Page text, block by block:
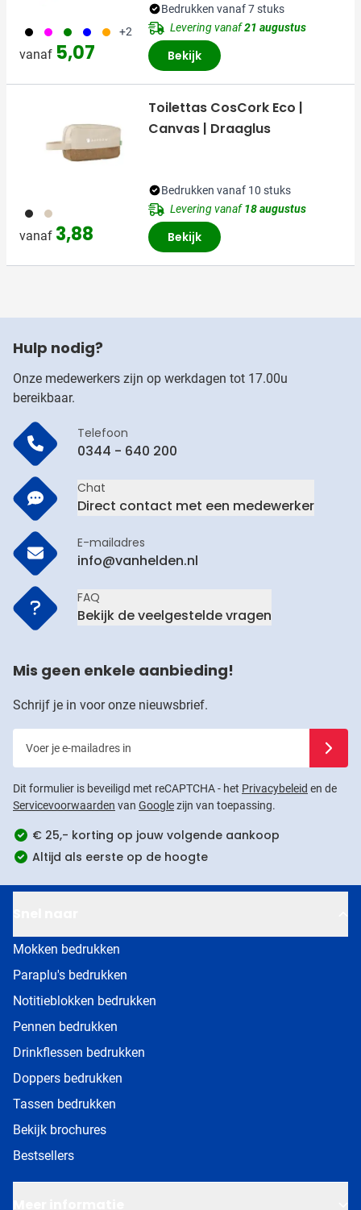
001 046 004 005 007 +2
vanaf 5,07
Bedrukken vanaf 7 stuks
Levering vanaf21 augustus
Bekijk
001 311
vanaf 3,88
Toilettas CosCork Eco |
Canvas | Draaglus
Bedrukken vanaf 10 stuks
Levering vanaf18 augustus
Bekijk
Hulp nodig?
Onze medewerkers zijn op werkdagen tot 17.00u
bereikbaar.
Telefoon
0344 - 640 200
Chat
Direct contact met een medewerker
E-mailadres
info@vanhelden.nl
FAQ
Bekijk de veelgestelde vragen
Mis geen enkele aanbieding!
Schrijf je in voor onze nieuwsbrief.
Dit formulier is beveiligd met reCAPTCHA - het Privacybeleid en de
Servicevoorwaarden van Googlezijn van toepassing.
€ 25,- korting op jouw volgende aankoop
Altijd als eerste op de hoogte
Mokken bedrukken
Paraplu's bedrukken
Notitieblokken bedrukken
Pennen bedrukken
Drinkflessen bedrukken
Doppers bedrukken
Tassen bedrukken
Bekijk brochures
Bestsellers